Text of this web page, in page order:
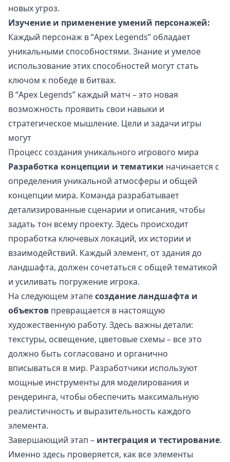
новых угроз.
Изучение и применение умений персонажей:
Каждый персонаж в “Apex Legends” обладает
уникальными способностями. Знание и умелое
использование этих способностей могут стать
ключом к победе в битвах.
В “Apex Legends” каждый матч – это новая
возможность проявить свои навыки и
стратегическое мышление. Цели и задачи игры
могут
Процесс создания уникального игрового мира
Разработка концепции и тематики начинается с
определения уникальной атмосферы и общей
концепции мира. Команда разрабатывает
детализированные сценарии и описания, чтобы
задать тон всему проекту. Здесь происходит
проработка ключевых локаций, их истории и
взаимодействий. Каждый элемент, от здания до
ландшафта, должен сочетаться с общей тематикой
и усиливать погружение игрока.
На следующем этапесоздание ландшафта и
объектов превращается в настоящую
художественную работу. Здесь важны детали:
текстуры, освещение, цветовые схемы – все это
должно быть согласовано и органично
вписываться в мир. Разработчики используют
мощные инструменты для моделирования и
рендеринга, чтобы обеспечить максимальную
реалистичность и выразительность каждого
элемента.
Завершающий этап – интеграция и тестирование.
Именно здесь проверяется, как все элементы